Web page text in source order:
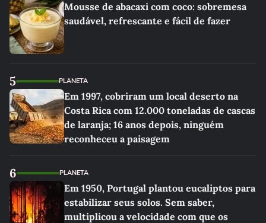
Mousse de abacaxi com coco: sobremesa
saudável, refrescante e fácil de fazer
5 PLANETA
Em 1997, cobriram um local deserto na
Costa Rica com 12.000 toneladas de cascas
de laranja; 16 anos depois, ninguém
reconheceu a paisagem
6 PLANETA
Em 1950, Portugal plantou eucaliptos para
estabilizar seus solos. Sem saber,
multiplicou a velocidade com que os